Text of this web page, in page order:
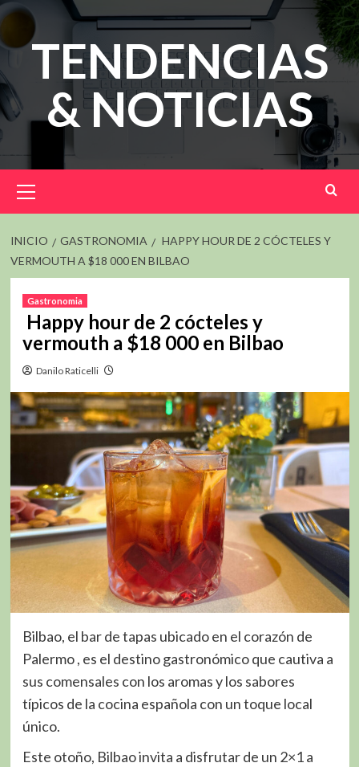
Saltar
contenidoTENDENCIAS
& NOTICIAS
principal
INICIO GASTRONOMIA
HAPPY HOUR DE 2 CÓCTELES Y
VERMOUTH A $18 000 EN BILBAO
Gastronomia
Happy hour de 2 cócteles y
vermouth a $18 000 en Bilbao
Danilo Raticelli
Bilbao, el bar de tapas ubicado en el corazón de
Palermo , es el destino gastronómico que cautiva a
sus comensales con los aromas y los sabores
típicos de la cocina española con un toque local
único.
Este otoño, Bilbao invita a disfrutar de un 2×1 a